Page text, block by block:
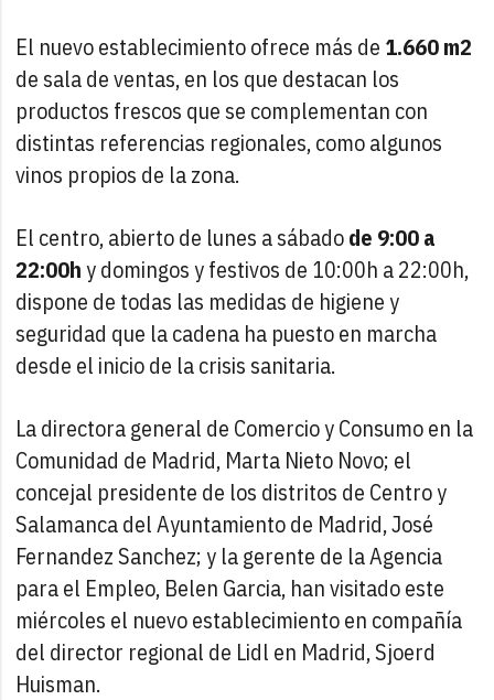
El nuevo establecimiento ofrece más de 1.660 m2
de sala de ventas, en los que destacan los
productos frescos que se complementan con
distintas referencias regionales, como algunos
vinos propios de la zona.
El centro, abierto de lunes a sábadode 9:00 a
22:00hy domingos y festivos de 10:00h a 22:00h,
dispone de todas las medidas de higiene y
seguridad que la cadena ha puesto en marcha
desde el inicio de la crisis sanitaria.
La directora general de Comercio y Consumo en la
Comunidad de Madrid, Marta Nieto Novo; el
concejal presidente de los distritos de Centro y
Salamanca del Ayuntamiento de Madrid, José
Fernandez Sanchez; y la gerente de la Agencia
para el Empleo, Belen Garcia, han visitado este
miércoles el nuevo establecimiento en compañía
del director regional de Lidl en Madrid, Sjoerd
Huisman.